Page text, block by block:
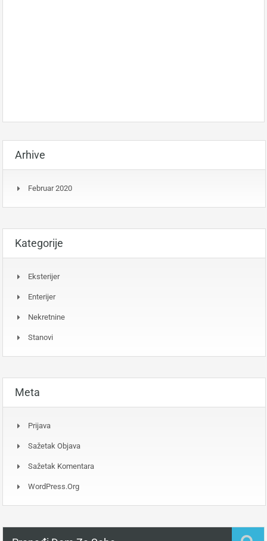
Arhive
Februar 2020
Kategorije
Eksterijer
Enterijer
Nekretnine
Stanovi
Meta
Prijava
Sažetak Objava
Sažetak Komentara
WordPress.org